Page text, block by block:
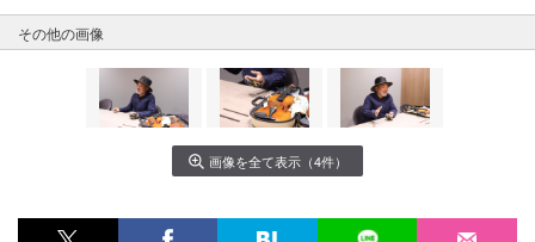
その他の画像
画像を全て表示（4件）